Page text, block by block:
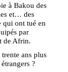
à Bakou des
et… des
qui ont tué en
par
de Afrin.
ans plus
?